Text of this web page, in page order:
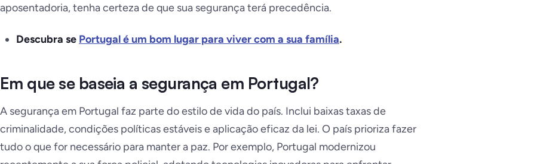
aposentadoria, tenha certeza de que sua segurança terá precedência.
Descubra se Portugal é um bom lugar para viver com a sua família.
Em que se baseia a segurança em Portugal?
A segurança em Portugal faz parte do estilo de vida do país. Inclui baixas taxas de
criminalidade, condições políticas estáveis e aplicação eficaz da lei. O país prioriza fazer
tudo o que for necessário para manter a paz. Por exemplo, Portugal modernizou